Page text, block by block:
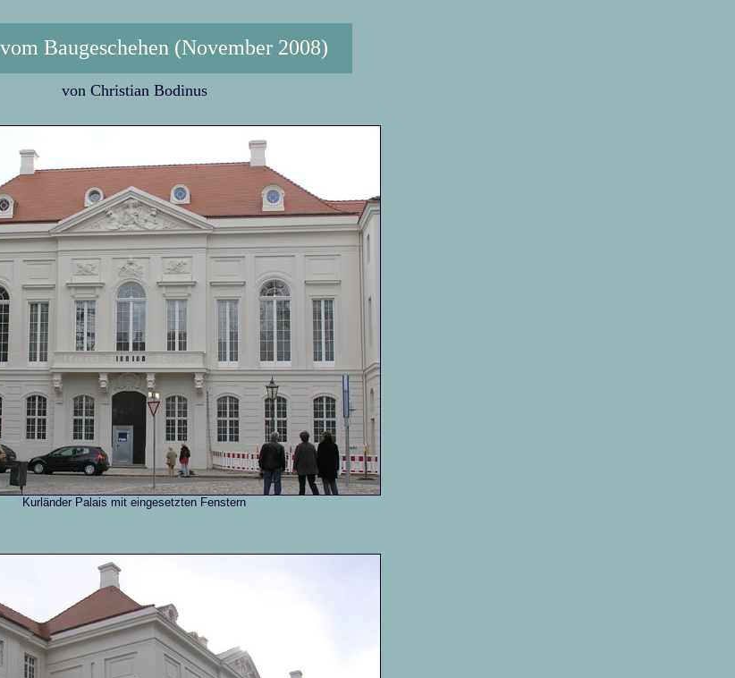
Baugeschehen (November 2008)
von Christian Bodinus
Kurländer Palais mit eingesetzten Fenstern